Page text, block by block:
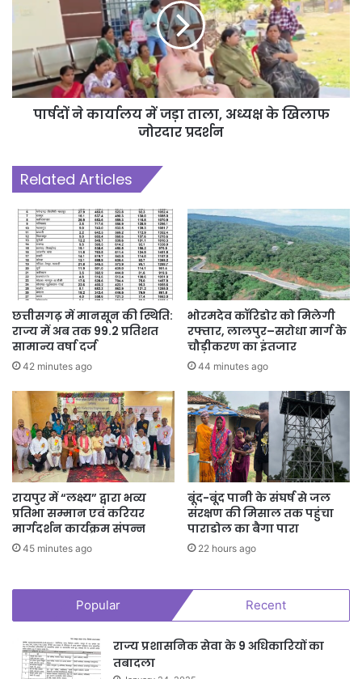
पार्षदों ने कार्यालय में जड़ा ताला, अध्यक्ष के खिलाफ
जोरदार प्रदर्शन
Related Articles
छत्तीसगढ़ में मानसून की स्थिति:
राज्य में अब तक 99.2 प्रतिशत
सामान्य वर्षा दर्ज
42 minutes ago
भोरमदेव कॉरिडोर को मिलेगी
रफ्तार, लालपुर–सरोधा मार्ग के
चौड़ीकरण का इंतजार
44 minutes ago
रायपुर में “लक्ष्य” द्वारा भव्य
प्रतिभा सम्मान एवं करियर
मार्गदर्शन कार्यक्रम संपन्न
45 minutes ago
बूंद-बूंद पानी के संघर्ष से जल
संरक्षण की मिसाल तक पहुंचा
पाराडोल का बैगा पारा
22 hours ago
Popular Recent
राज्य प्रशासनिक सेवा के 9 अधिकारियों का
तबादला